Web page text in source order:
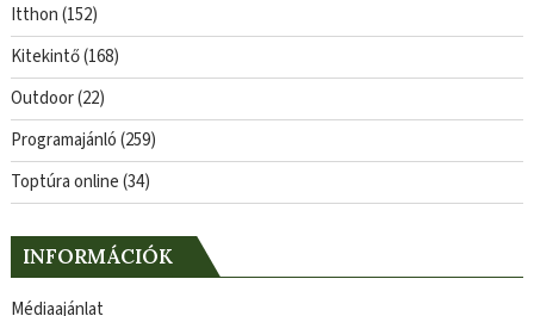
Itthon(152)
Kitekintő(168)
Outdoor(22)
Programajánló(259)
Toptúra online(34)
INFORMÁCIÓK
Médiaajánlat